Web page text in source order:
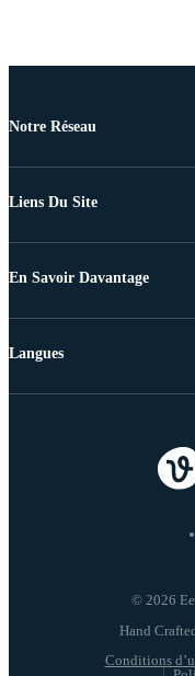
Notre Réseau
Liens Du Site
En Savoir Davantage
© 2026
Conditions
Langues